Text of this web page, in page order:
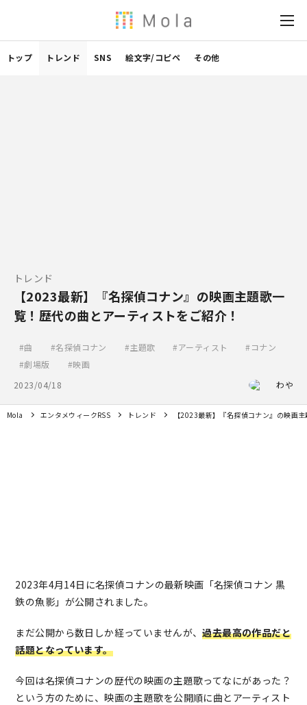
トップ トレンド SNS 絵文字/コピペ その他
トレンド
【2023最新】『名探偵コナン』の映画主題歌一
覧！歴代の曲とアーティストをご紹介！
曲 名探偵コナン 主題歌 アーティスト
コナン
劇場版
映画
2023/04/18
わや
Mola エンタメウィークRSS トレンド 【2023最新】『名探偵コナン』の映画
2023年4月14日に名探偵コナンの最新映画「名探偵コナン 黒
鉄の魚影」が公開されました。
まだ公開から数日しか経っていませんが、過去最高の作品だと
話題となっています。
今回は名探偵コナンの歴代の映画の主題歌ってなにがあった？
という方のために、映画の主題歌を公開順に曲とアーティスト